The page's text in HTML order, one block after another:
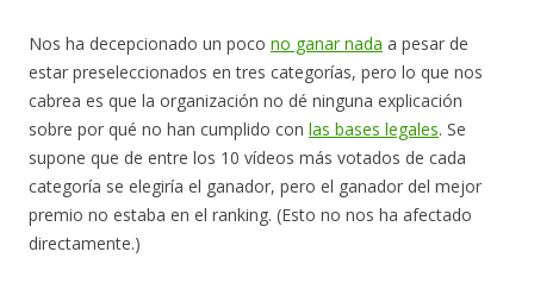
Nos ha decepcionado un poco no ganar nada a pesar de
estar preseleccionados en tres categorías, pero lo que nos
cabrea es que la organización no dé ninguna explicación
sobre por qué no han cumplido con las bases legales. Se
supone que de entre los 10 vídeos más votados de cada
categoría se elegiría el ganador, pero el ganador del mejor
premio no estaba en el ranking. (Esto no nos ha afectado
directamente.)